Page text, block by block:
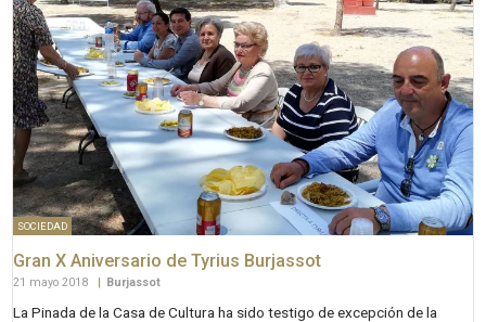
SOCIEDAD
Gran X Aniversario de Tyrius Burjassot
21 mayo 2018 | Burjassot
La Pinada de la Casa de Cultura ha sido testigo de excepción de la